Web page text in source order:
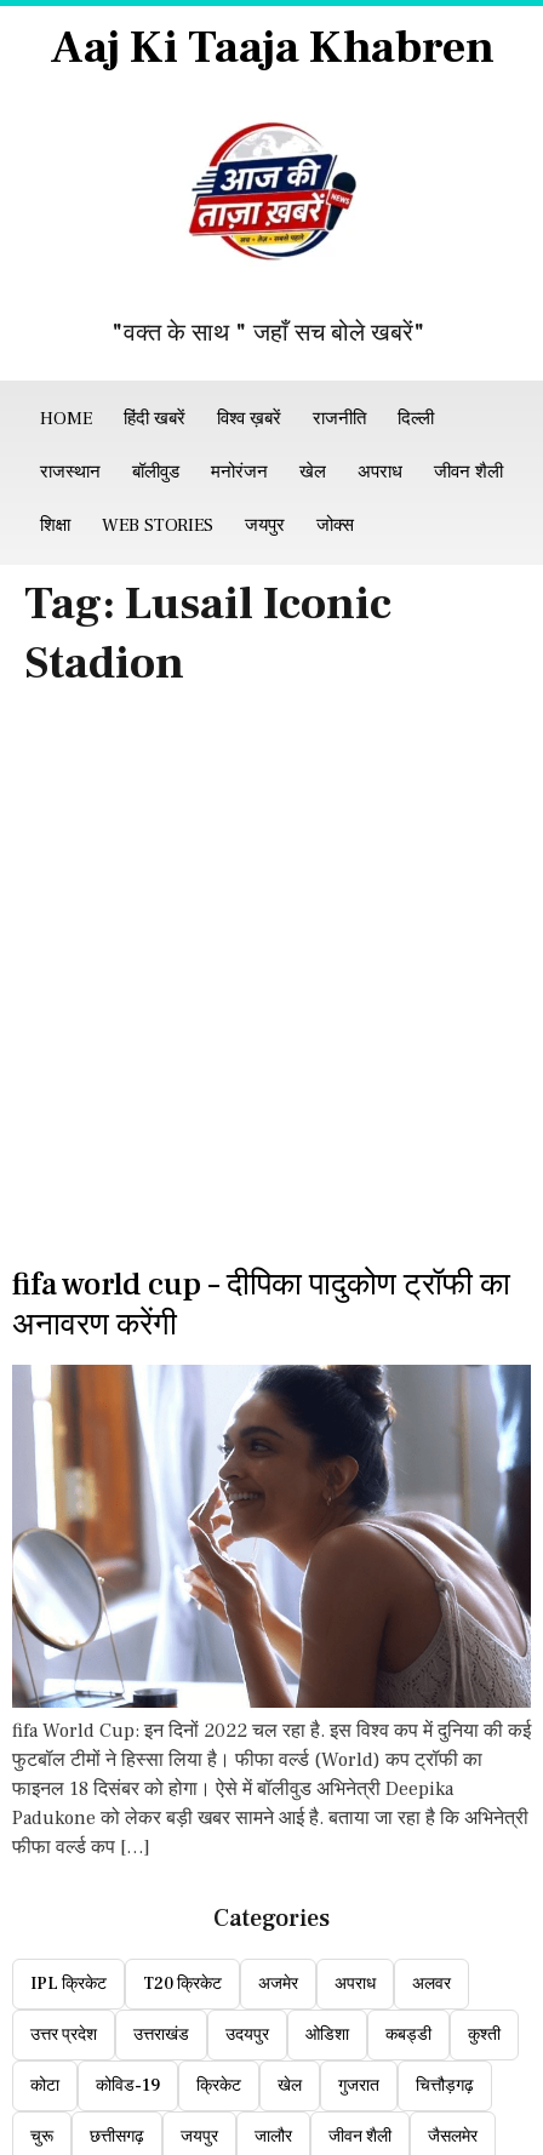
Aaj Ki Taaja Khabren
"वक्त के साथ " जहाँ सच बोले खबरें"
HOME हिंदी खबरें विश्व ख़बरें राजनीति दिल्ली
राजस्थान बॉलीवुड मनोरंजन खेल अपराध जीवन शैली
शिक्षा WEB STORIES जयपुर जोक्स
Tag: Lusail Iconic
Stadion
fifa world cup – दीपिका पादुकोण ट्रॉफी का
अनावरण करेंगी
fifa World Cup: इन दिनों 2022 चल रहा है. इस विश्व कप में दुनिया की कई
फुटबॉल टीमों ने हिस्सा लिया है। फीफा वर्ल्ड (World) कप ट्रॉफी का
फाइनल 18 दिसंबर को होगा। ऐसे में बॉलीवुड अभिनेत्री Deepika
Padukone को लेकर बड़ी खबर सामने आई है. बताया जा रहा है कि अभिनेत्री
फीफा वर्ल्ड कप […]
Categories
IPL क्रिकेट T20 क्रिकेट अजमेर अपराध अलवर
उत्तर प्रदेश उत्तराखंड उदयपुर ओडिशा कबड्डी कुश्ती
कोटा कोविड-19 क्रिकेट खेल गुजरात चित्तौड़गढ़
चुरू छत्तीसगढ़ जयपुर जालौर जीवन शैली जैसलमेर